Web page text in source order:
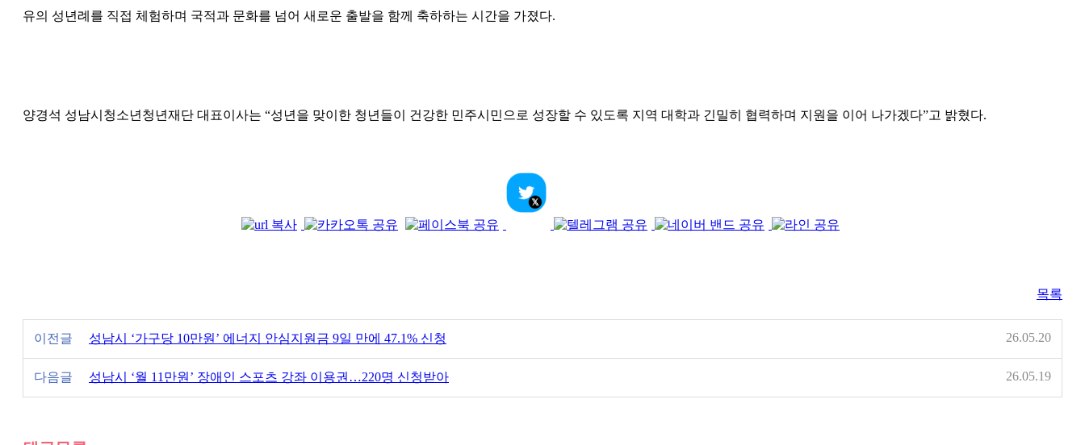
유의 성년례를 직접 체험하며 국적과 문화를 넘어 새로운 출발을 함께 축하하는 시간을 가졌다.
양경석 성남시청소년청년재단 대표이사는 “성년을 맞이한 청년들이 건강한 민주시민으로 성장할 수 있도록 지역 대학과 긴밀히 협력하며 지원을 이어 나가겠다”고 밝혔다.
목록
이전글 성남시 ‘가구당 10만원’ 에너지 안심지원금 9일 만에 47.1% 신청 26.05.20
다음글 성남시 ‘월 11만원’ 장애인 스포츠 강좌 이용권…220명 신청받아 26.05.19